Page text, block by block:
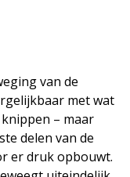
van de
met wat
– maar
delen van de
er druk opbouwt.